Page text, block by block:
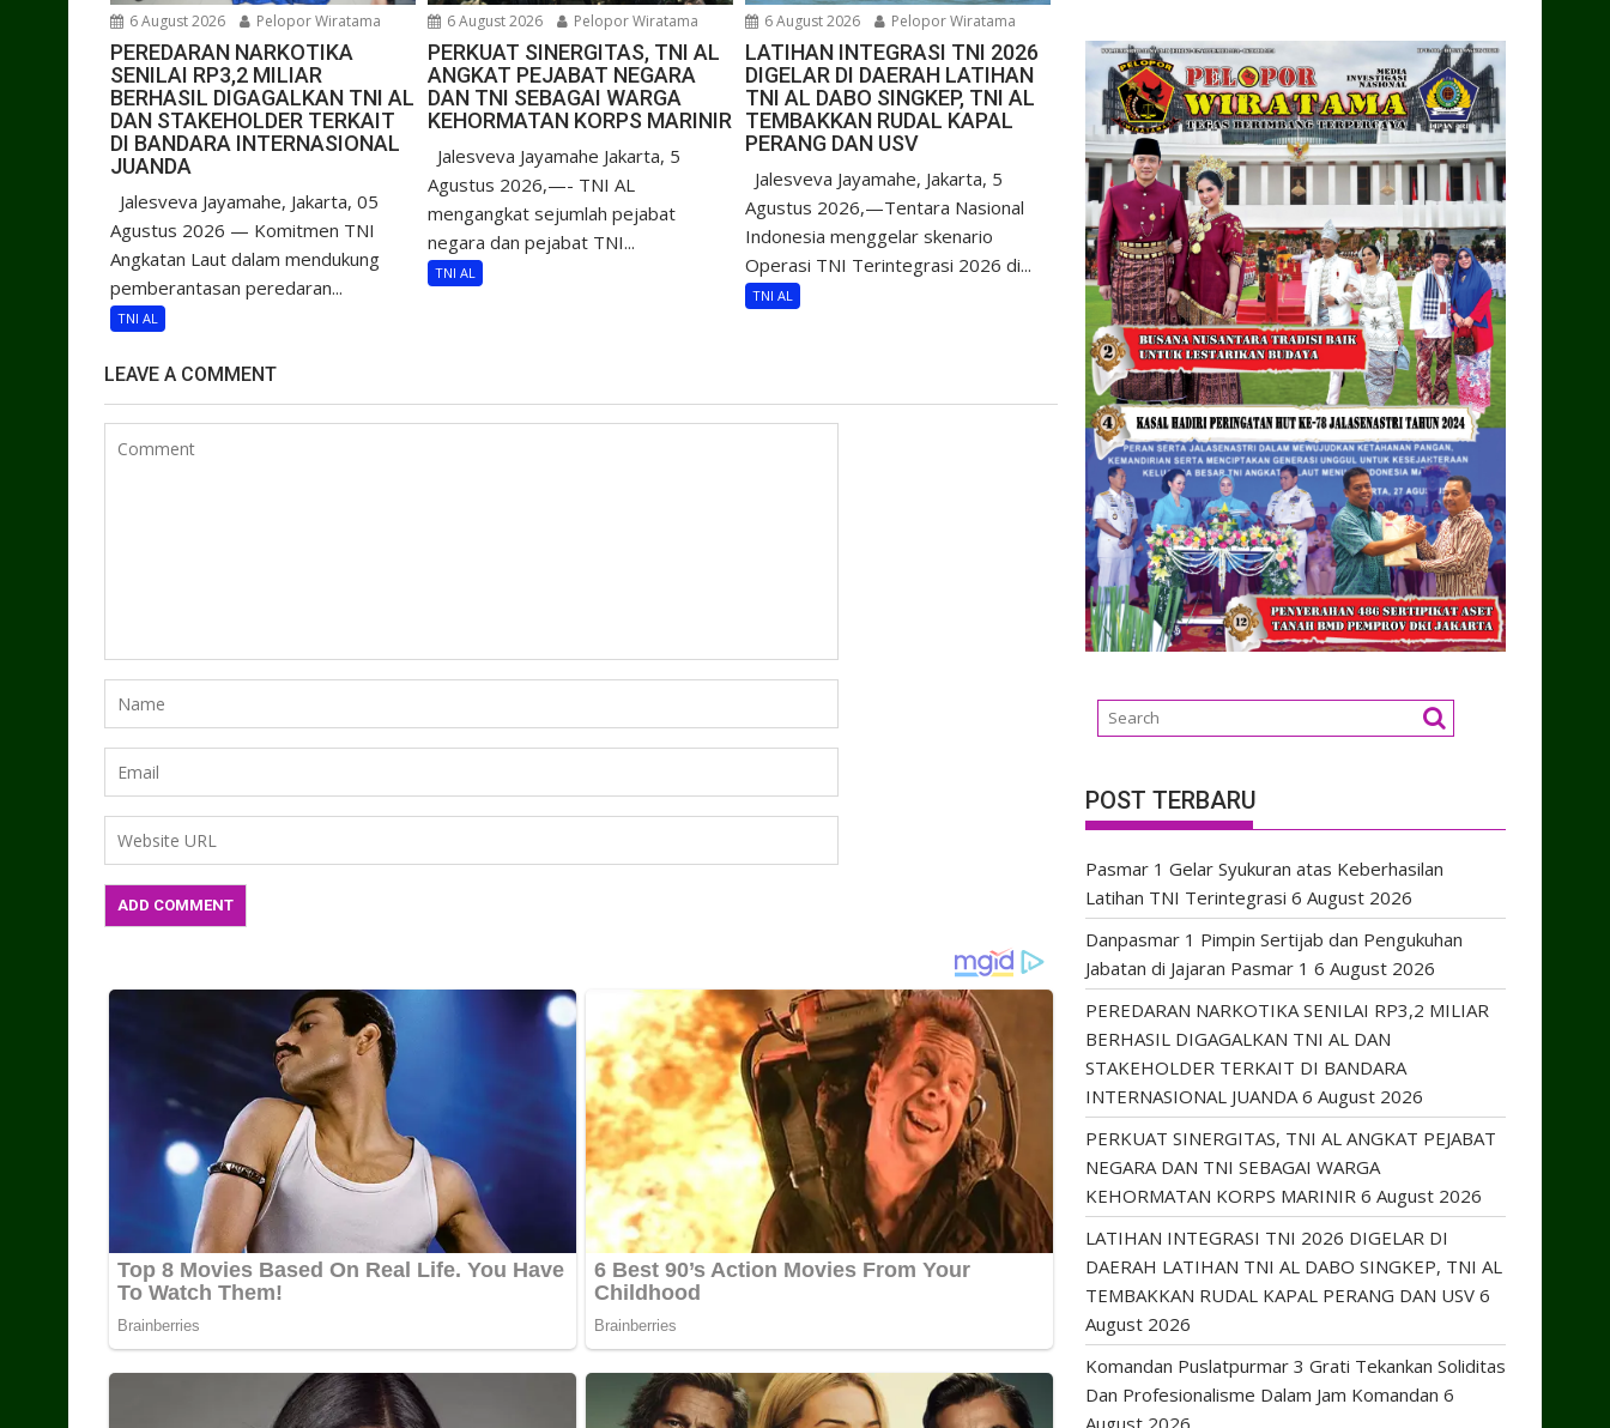
6 August 2026 Pelopor Wiratama
PEREDARAN NARKOTIKA
SENILAI RP3,2 MILIAR
BERHASIL DIGAGALKAN TNI AL
DAN STAKEHOLDER TERKAIT
DI BANDARA INTERNASIONAL
JUANDA
Jalesveva Jayamahe, Jakarta, 05
Agustus 2026 — Komitmen TNI
Angkatan Laut dalam mendukung
pemberantasan peredaran...
TNI AL
6 August 2026 Pelopor Wiratama
PERKUAT SINERGITAS, TNI AL
ANGKAT PEJABAT NEGARA
DAN TNI SEBAGAI WARGA
KEHORMATAN KORPS MARINIR
Jalesveva Jayamahe Jakarta, 5
Agustus 2026,—- TNI AL
mengangkat sejumlah pejabat
negara dan pejabat TNI...
TNI AL
6 August 2026 Pelopor Wiratama
LATIHAN INTEGRASI TNI 2026
DIGELAR DI DAERAH LATIHAN
TNI AL DABO SINGKEP, TNI AL
TEMBAKKAN RUDAL KAPAL
PERANG DAN USV
Jalesveva Jayamahe, Jakarta, 5
Agustus 2026,—Tentara Nasional
Indonesia menggelar skenario
Operasi TNI Terintegrasi 2026 di...
TNI AL
LEAVE A COMMENT
POST TERBARU
Pasmar 1 Gelar Syukuran atas Keberhasilan
Latihan TNI Terintegrasi 6 August 2026
Danpasmar 1 Pimpin Sertijab dan Pengukuhan
Jabatan di Jajaran Pasmar 1 6 August 2026
PEREDARAN NARKOTIKA SENILAI RP3,2 MILIAR
BERHASIL DIGAGALKAN TNI AL DAN
STAKEHOLDER TERKAIT DI BANDARA
INTERNASIONAL JUANDA 6 August 2026
PERKUAT SINERGITAS, TNI AL ANGKAT PEJABAT
NEGARA DAN TNI SEBAGAI WARGA
KEHORMATAN KORPS MARINIR 6 August 2026
LATIHAN INTEGRASI TNI 2026 DIGELAR DI
DAERAH LATIHAN TNI AL DABO SINGKEP, TNI AL
TEMBAKKAN RUDAL KAPAL PERANG DAN USV 6
August 2026
Komandan Puslatpurmar 3 Grati Tekankan Soliditas
Dan Profesionalisme Dalam Jam Komandan 6
August 2026